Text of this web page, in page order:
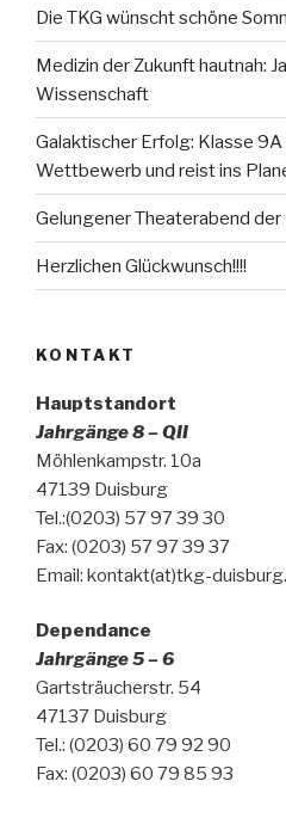
Die TKG wünscht schöne
Medizin der Zukunft hautnah:
Wissenschaft
Galaktischer Erfolg: Klasse
Wettbewerb und reist ins
Gelungener Theaterabend
Herzlichen Glückwunsch!!!!
KONTAKT
Hauptstandort
Jahrgänge 8 – QII
Möhlenkampstr. 10a
47139 Duisburg
Tel.:(0203) 57 97 39 30
Fax: (0203) 57 97 39 37
Email: kontakt(at)tkg-
Dependance
Jahrgänge 5 – 6
Gartsträucherstr. 54
47137 Duisburg
Tel.: (0203) 60 79 92 90
Fax: (0203) 60 79 85 93